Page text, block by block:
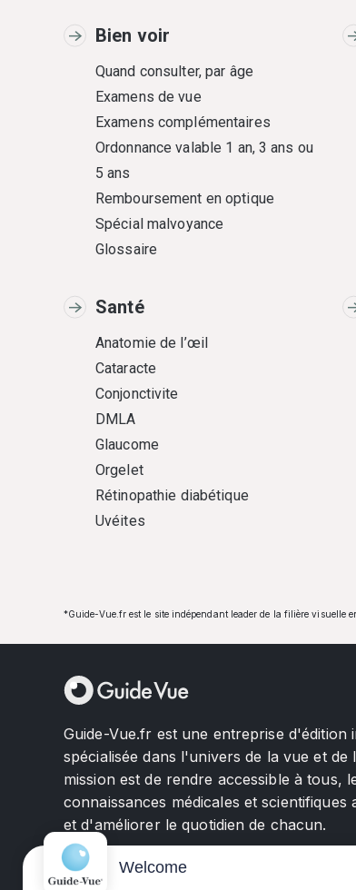
Bien voir
Quand consulter, par âge
Examens de vue
Examens complémentaires
Ordonnance valable 1 an, 3 ans ou
5 ans
Remboursement en optique
Spécial malvoyance
Glossaire
Santé
Anatomie de l’œil
Cataracte
Conjonctivite
DMLA
Glaucome
Orgelet
Rétinopathie diabétique
Uvéites
*Guide-Vue.fr est le site indépendant leader de la filière visuelle
Guide-Vue.fr est une entreprise d'édition
spécialisée dans l'univers de la vue et de
mission est de rendre accessible à tous,
connaissances médicales et
et d'améliorer le quotidien de chacun.
Welcome